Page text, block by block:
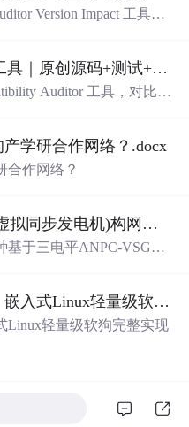
Version Impact 工具，
风险项，识别变更影响。
化测试、可复现合成示
方依赖，不包含热点产品
图、论文、生产日志或其
Flash模型版本缓存兼容工具｜原创源码+测试+离线报告
Auditor 工具，对比两
SVG 报告、1080×720
行说明、功能清单、MIT
学研合作网络？.docx
合作网络？
基于三电平ANPC-VSG(虚拟同步发电机)构网型逆变器控制+双闭环+中点电位平衡控制
基于三电平ANPC-VSG
该模型为未发表的原创研
程中的动态响应、稳定性
并网或自动控制理论基础
无锁双实例软件看门狗：嵌入式Linux轻量级软狗完整实现
Linux轻量级软狗完整实现